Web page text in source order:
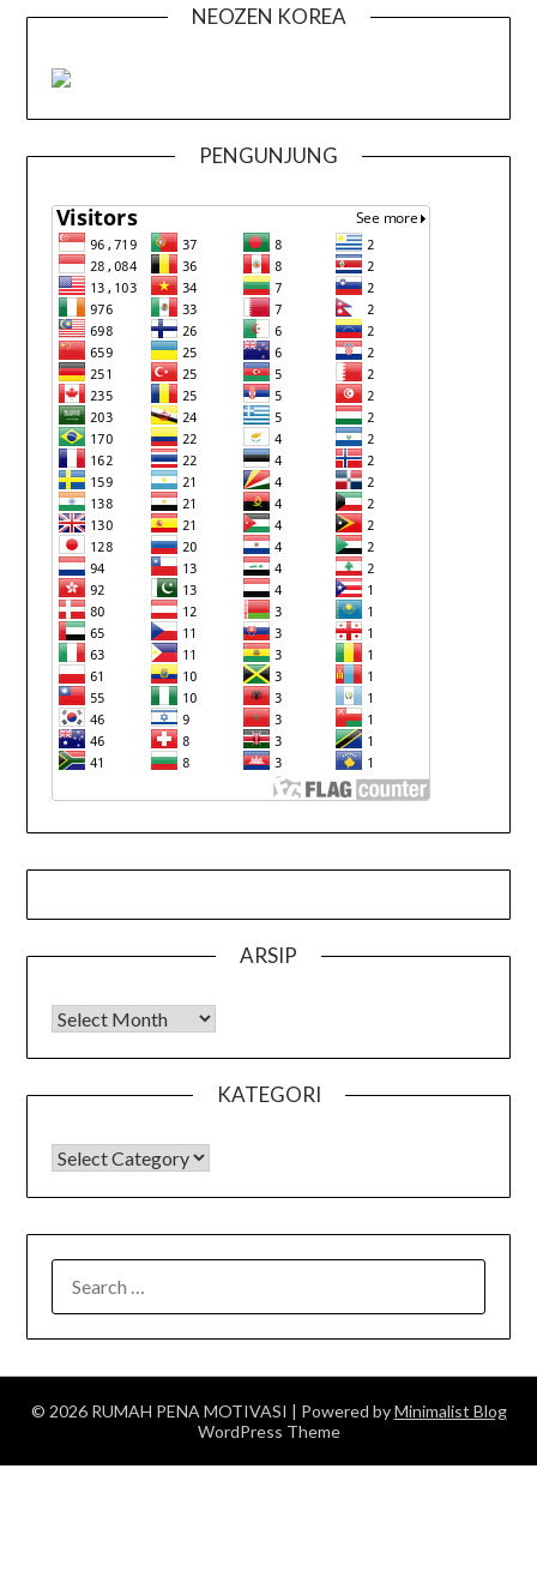
NEOZEN KOREA
PENGUNJUNG
ARSIP
Arsip
KATEGORI
KATEGORI
FOR:
© 2026 RUMAH PENA MOTIVASI | Powered byMinimalist Blog
WordPress Theme